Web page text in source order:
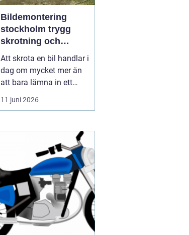
Bildemontering
stockholm trygg
skrotning och
smarta reservdelar
Att skrota en bil handlar i
dag om mycket mer än
att bara lämna in ett
gammalt fordon. För
många bilägare i och
bildemontering
en fråga om
miljöansvar, ekonomi
och säker hanteri...
11 juni 2026